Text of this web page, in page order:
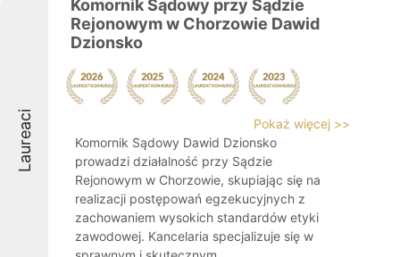
Laureaci
Komornik Sądowy przy Sądzie
Rejonowym w Chorzowie Dawid
Dzionsko
Pokaż więcej >>
Komornik Sądowy Dawid Dzionsko
prowadzi działalność przy Sądzie
Rejonowym w Chorzowie, skupiając się na
realizacji postępowań egzekucyjnych z
zachowaniem wysokich standardów etyki
zawodowej. Kancelaria specjalizuje się w